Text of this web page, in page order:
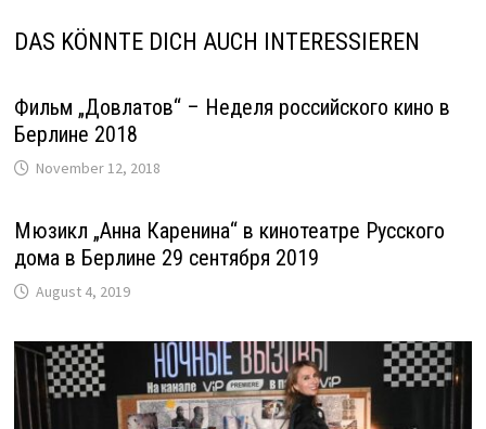
DAS KÖNNTE DICH AUCH INTERESSIEREN
Фильм „Довлатов“ – Неделя российского кино в
Берлине 2018
November 12, 2018
Мюзикл „Анна Каренина“ в кинотеатре Русского
дома в Берлине 29 сентября 2019
August 4, 2019